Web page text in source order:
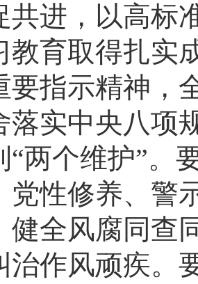
共进，以高标
教育取得扎实
要指示精神，
落实中央八项
“两个维护”。
党性修养、警
健全风腐同查
治作风顽疾。